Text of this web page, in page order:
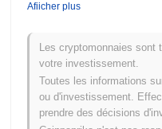
BOSSU a vu le jour en mars
fonctionnalités. Après des
développement initial s'est
l'engagement des
octobre 2021, visant à
croissance de BOSSU et
l'écosystème.
Afiicher plus
Les cryptomonnaies sont
votre investissement.
Toutes les informations
ou d'investissement.
prendre des décisions